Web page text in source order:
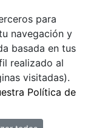
para
navegación y
basada en tus
realizado al
visitadas).
Política de